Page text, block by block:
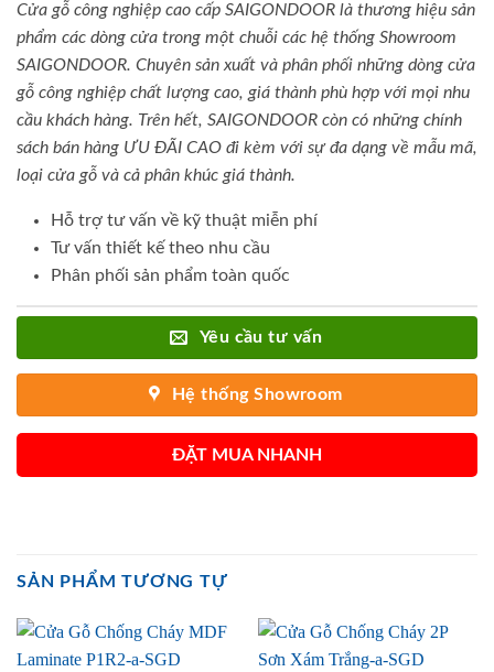
Cửa gỗ công nghiệp cao cấp SAIGONDOOR là thương hiệu sản
phẩm các dòng cửa trong một chuỗi các hệ thống Showroom
SAIGONDOOR. Chuyên sản xuất và phân phối những dòng cửa
gỗ công nghiệp chất lượng cao, giá thành phù hợp với mọi nhu
cầu khách hàng. Trên hết, SAIGONDOOR còn có những chính
sách bán hàng ƯU ĐÃI CAO đi kèm với sự đa dạng về mẫu mã,
loại cửa gỗ và cả phân khúc giá thành.
Hỗ trợ tư vấn về kỹ thuật miễn phí
Tư vấn thiết kế theo nhu cầu
Phân phối sản phẩm toàn quốc
Yêu cầu tư vấn
Hệ thống Showroom
ĐẶT MUA NHANH
SẢN PHẨM TƯƠNG TỰ